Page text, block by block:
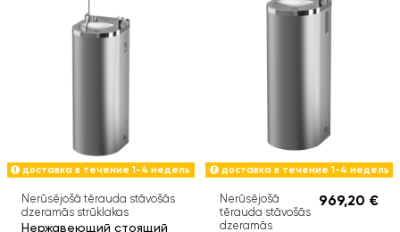
доставка в течение 1-4 недель
Nerūsējošā tērauda stāvošās
dzeramās strūklakas
Нержавеющий стоящий
доставка в течение 1-4 недель
Nerūsējošā
tērauda stāvošās
dzeramās
969,20 €